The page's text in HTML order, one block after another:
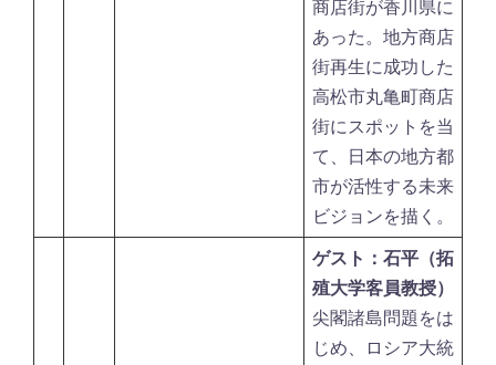
商店街が香川県に
あった。地方商店
街再生に成功した
高松市丸亀町商店
街にスポットを当
て、日本の地方都
市が活性する未来
ビジョンを描く。
ゲスト：石平（拓
殖大学客員教授）
尖閣諸島問題をは
じめ、ロシア大統